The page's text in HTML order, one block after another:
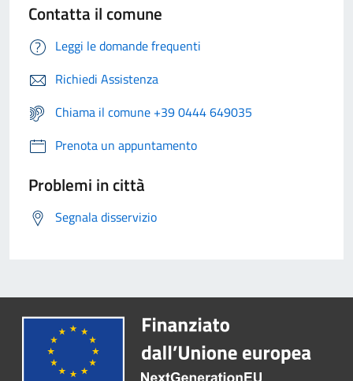
Contatta il comune
Leggi le domande frequenti
Richiedi Assistenza
Chiama il comune +39 0444 649035
Prenota un appuntamento
Problemi in città
Segnala disservizio